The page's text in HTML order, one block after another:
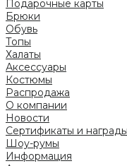
Подарочные карты
Брюки
Обувь
Топы
Халаты
Аксессуары
Костюмы
Распродажа
О компании
Новости
Сертификаты и награды
Шоу-румы
Информация